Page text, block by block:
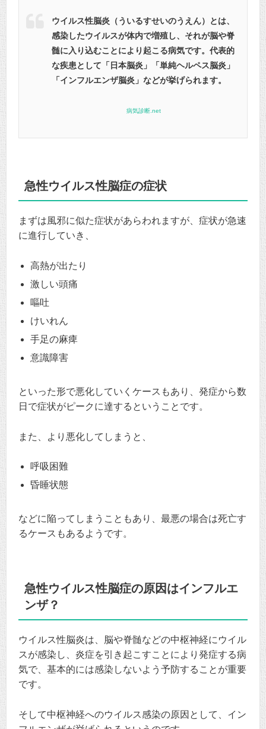
ウイルス性脳炎（ういるすせいのうえん）とは、
感染したウイルスが体内で増殖し、それが脳や脊
髄に入り込むことにより起こる病気です。代表的
な疾患として「日本脳炎」「単純ヘルペス脳炎」
「インフルエンザ脳炎」などが挙げられます。
病気診断.net
急性ウイルス性脳症の症状
まずは風邪に似た症状があらわれますが、症状が急速
に進行していき、
高熱が出たり
激しい頭痛
嘔吐
けいれん
手足の麻痺
意識障害
といった形で悪化していくケースもあり、発症から数
日で症状がピークに達するということです。
また、より悪化してしまうと、
呼吸困難
昏睡状態
などに陥ってしまうこともあり、最悪の場合は死亡す
るケースもあるようです。
急性ウイルス性脳症の原因はインフルエ
ンザ？
ウイルス性脳炎は、脳や脊髄などの中枢神経にウイル
スが感染し、炎症を引き起こすことにより発症する病
気で、基本的には感染しないよう予防することが重要
です。
そして中枢神経へのウイルス感染の原因として、イン